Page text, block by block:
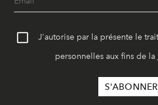
J'autorise par la présente le
personnelles aux fins de la